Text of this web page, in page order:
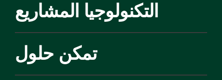
التكنولوجيا المشاريع
تمكن حلول